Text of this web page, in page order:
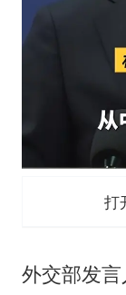
打
外交部发